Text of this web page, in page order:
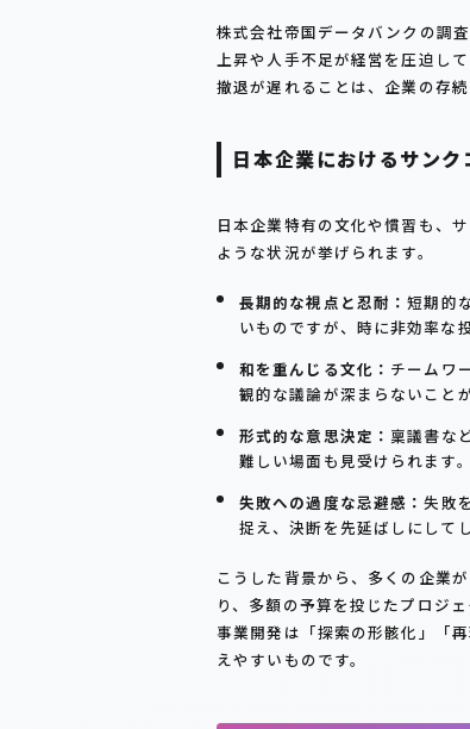
株式会社帝国データバンクの調
上昇や人手不足が経営を圧迫し
撤退が遅れることは、企業の存
日本企業におけるサンク
日本企業特有の文化や慣習も、
ような状況が挙げられます。
長期的な視点と忍耐：短期的
いものですが、時に非効率な
和を重んじる文化： チームワ
観的な議論が深まらないこと
形式的な意思決定：稟議書な
難しい場面も見受けられます。
失敗への過度な忌避感：失敗
捉え、決断を先延ばしにして
こうした背景から、多くの企業
り、多額の予算を投じたプロジ
事業開発は「探索の形骸化」「
えやすいものです。